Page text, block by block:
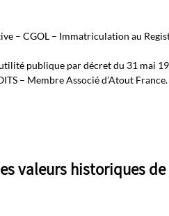
– CGOL – Immatriculation au
publique par décret du 31 mai
– Membre Associé d’Atout France.
valeurs historiques